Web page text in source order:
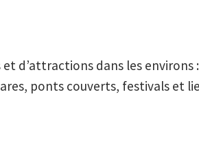
d’attractions dans les environs :
ponts couverts, festivals et